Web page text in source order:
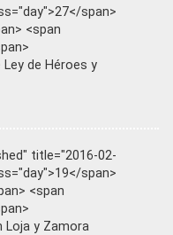
span>
<span
de Héroes y
title="2016-02-
span>
<span
Loja y Zamora